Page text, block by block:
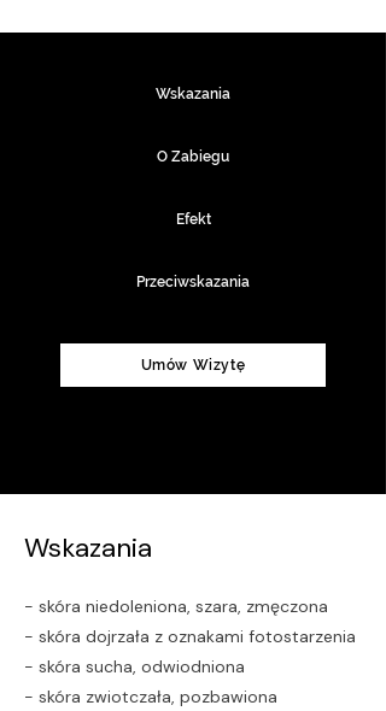
Wskazania
O Zabiegu
Efekt
Przeciwskazania
Umów Wizytę
Wskazania
- skóra niedoleniona, szara, zmęczona
- skóra dojrzała z oznakami fotostarzenia
- skóra sucha, odwiodniona
- skóra zwiotczała, pozbawiona